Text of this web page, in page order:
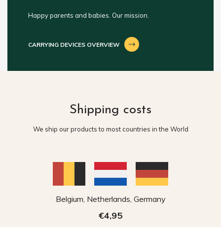
Happy parents and babies. Our mission.
CARRYING DEVICES OVERVIEW
Shipping costs
We ship our products to most countries in the World
Belgium, Netherlands, Germany
€4,95